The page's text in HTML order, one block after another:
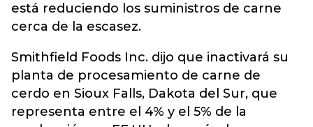
está reduciendo los suministros de carne
cerca de la escasez.
Smithfield Foods Inc. dijo que inactivará su
planta de procesamiento de carne de
cerdo en Sioux Falls, Dakota del Sur, que
representa entre el 4% y el 5% de la